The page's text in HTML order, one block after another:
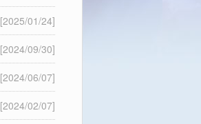
[2025/01/24]
[2024/09/30]
[2024/06/07]
[2024/02/07]